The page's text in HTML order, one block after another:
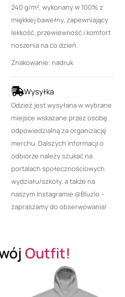
240 g/m², wykonany w 100% z
miękkiej bawełny, zapewniający
lekkość, przewiewność i komfort
noszenia na co dzień.
Znakowanie: nadruk
Wysyłka
Odzież jest wysyłana w wybrane
miejsce wskazane przez osobę
odpowiedzialną za organizację
merchu. Dalszych informacji o
odbiorze należy szukać na
portalach społecznościowych
wydziału/szkoły, a także na
naszym Instagramie @Bluzlo –
zapraszamy do obserwowania!
Outfit!